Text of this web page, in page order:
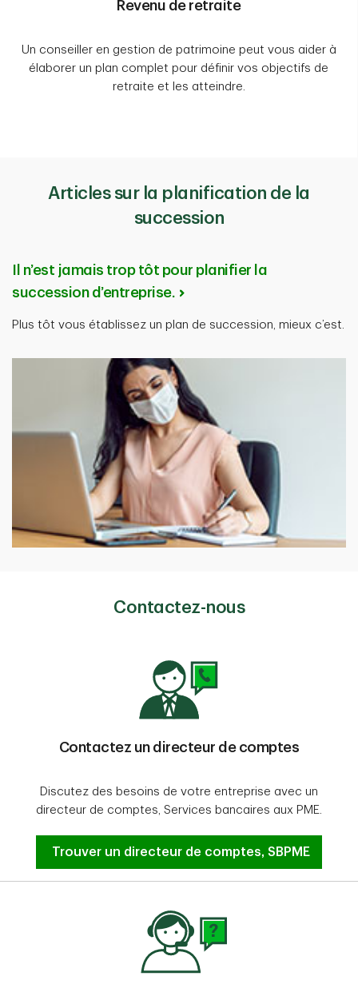
Revenu de retraite
Un conseiller en gestion de patrimoine peut vous aider à
élaborer un plan complet pour définir vos objectifs de
retraite et les atteindre.
Articles sur la planification de la
succession
Il n’est jamais trop tôt pour planifier la
succession d’entreprise.
Plus tôt vous établissez un plan de succession, mieux c’est.
Contactez-nous
Contactez un directeur de comptes
Discutez des besoins de votre entreprise avec un
directeur de comptes, Services bancaires aux PME.
Contactez un directeur de comptes
Trouver un directeur de comptes, SBPME